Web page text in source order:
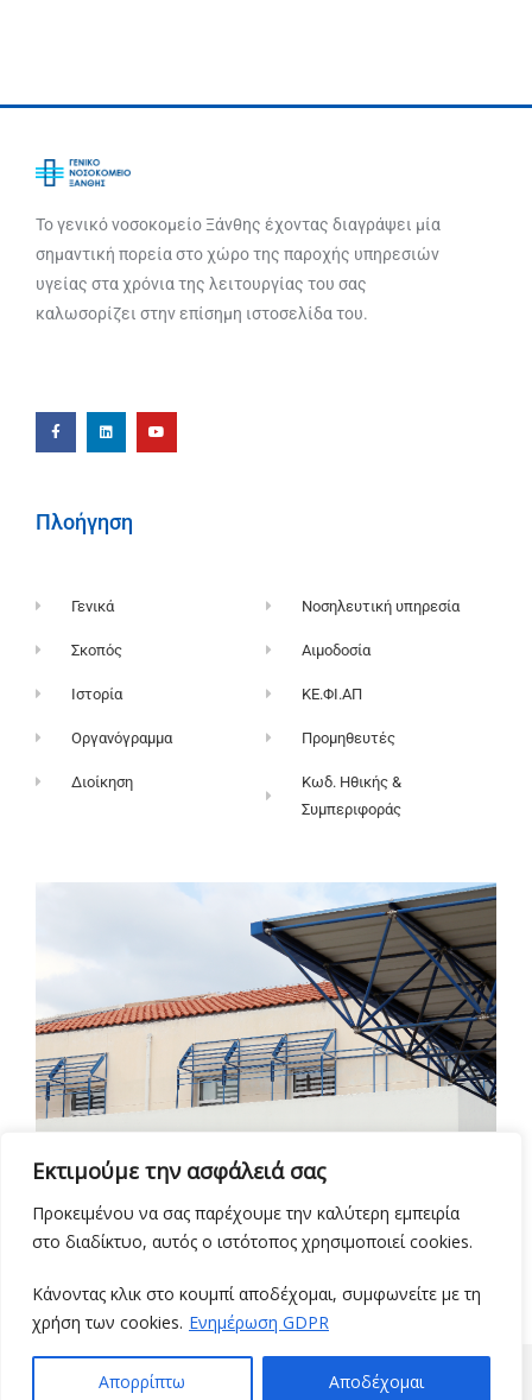
Εκτιμούμε την ασφάλειά σας
Προκειμένου να σας παρέχουμε την καλύτερη εμπειρία
στο διαδίκτυο, αυτός ο ιστότοπος χρησιμοποιεί cookies.
Κάνοντας κλικ στο κουμπί αποδέχομαι, συμφωνείτε με τη
χρήση των cookies. Ενημέρωση GDPR
Απορρίπτω Αποδέχομαι
Το γενικό νοσοκομείο Ξάνθης έχοντας διαγράψει μία
σημαντική πορεία στο χώρο της παροχής υπηρεσιών
υγείας στα χρόνια της λειτουργίας του σας
καλωσορίζει στην επίσημη ιστοσελίδα του.
Πλοήγηση
Γενικά
Σκοπός
Ιστορία
Οργανόγραμμα
Διοίκηση
Νοσηλευτική υπηρεσία
Αιμοδοσία
ΚΕ.ΦΙ.ΑΠ
Προμηθευτές
Κωδ. Ηθικής &
Συμπεριφοράς